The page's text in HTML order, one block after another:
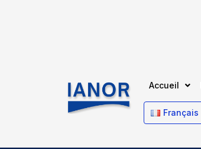
Accueil
Français